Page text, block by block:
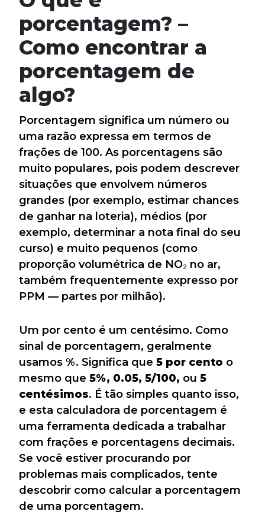
porcentagem? –
Como encontrar a
porcentagem de
algo?
Porcentagem significa um número ou
uma razão expressa em termos de
frações de 100. As porcentagens são
muito populares, pois podem descrever
situações que envolvem números
grandes (por exemplo, estimar chances
de ganhar na loteria), médios (por
exemplo, determinar a nota final do seu
curso) e muito pequenos (como
proporção volumétrica de NO₂ no ar,
também frequentemente expresso por
PPM — partes por milhão).
Um por cento é um centésimo. Como
sinal de porcentagem, geralmente
usamos %. Significa que 5 por cento o
mesmo que 5%, 0.05, 5/100, ou 5
centésimos. É tão simples quanto isso,
e esta calculadora de porcentagem é
uma ferramenta dedicada a trabalhar
com frações e porcentagens decimais.
Se você estiver procurando por
problemas mais complicados, tente
descobrir como calcular a porcentagem
de uma porcentagem.